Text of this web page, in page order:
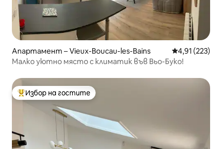
Апартамент – Vieux-Boucau-les-Bains Средна
4,91 (223)
Малко уютно място с климатик във Вьо-Буко!
Най-популярен избор на гостите
Избор на гостите